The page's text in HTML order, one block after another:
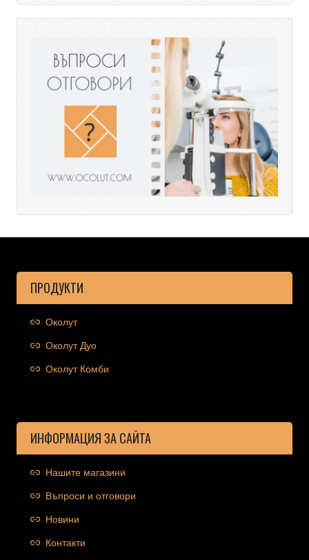
ПРОДУКТИ
Околут
Околут Дуо
Околут Комби
ИНФОРМАЦИЯ ЗА САЙТА
Нашите магазини
Въпроси и отговори
Новини
Контакти